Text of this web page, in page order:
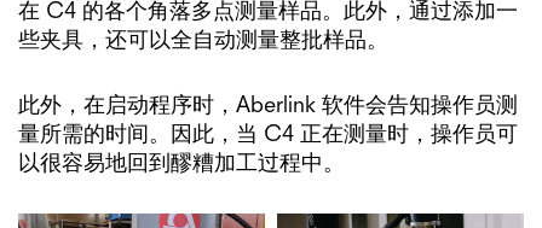
在 C4 的各个角落多点测量样品。此外，通过添加一
些夹具，还可以全自动测量整批样品。
此外，在启动程序时，Aberlink 软件会告知操作员测
量所需的时间。因此，当 C4 正在测量时，操作员可
以很容易地回到醪糟加工过程中。